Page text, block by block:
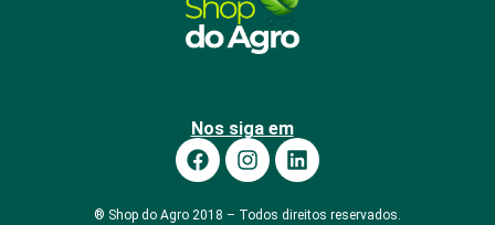
Nos siga em
® Shop do Agro 2018 – Todos direitos reservados.